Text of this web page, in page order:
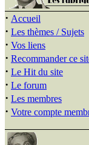
· Accueil
· Les thèmes / Sujets
· Vos liens
· Recommander ce
· Le Hit du site
· Le forum
· Les membres
· Votre compte